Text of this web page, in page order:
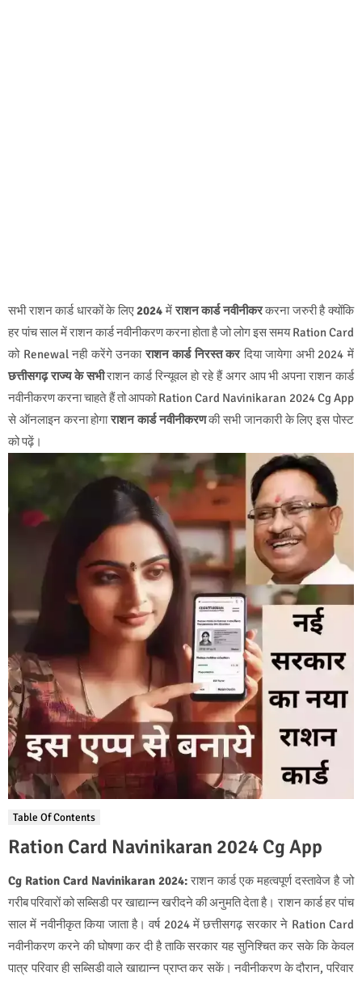
सभी राशन कार्ड धारकों के लिए2024मेंराशन कार्ड नवीनीकरकरना जरुरीहै क्योंकि
हर पांच साल में राशन कार्ड नवीनीकरण करना होता है जो लोग इस समय Ration Card
को Renewal नही करेंगे उनकाराशन कार्ड निरस्त करदिया जायेगा अभी 2024 में
छत्तीसगढ़ राज्य के सभीराशन कार्ड रिन्‍यूवल हो रहे हैं अगर आप भी अपना राशन कार्ड
नवीनीकरण करना चाहते हैं तो आपको Ration Card Navinikaran 2024 Cg App
से ऑनलाइन करना होगाराशन कार्ड नवीनीकरणकी सभी जानकारी के लिए इस पोस्ट
को पढ़ें।
Table Of Contents
Ration Card Navinikaran 2024 Cg App
Cg Ration Card Navinikaran 2024:राशन कार्ड एक महत्वपूर्ण दस्तावेज है जो
गरीब परिवारों को सब्सिडी पर खाद्यान्न खरीदने की अनुमति देता है। राशन कार्ड हर पांच
साल में नवीनीकृत किया जाता है। वर्ष 2024 में छत्तीसगढ़ सरकार ने Ration Card
नवीनीकरण करने की घोषणा कर दी है ताकि सरकार यह सुनिश्चित कर सके कि केवल
पात्र परिवार ही सब्सिडी वाले खाद्यान्न प्राप्त कर सकें। नवीनीकरण के दौरान, परिवार